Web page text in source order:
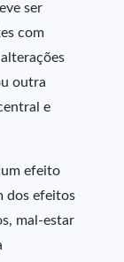
ser
com
outra
e
efeito
dos efeitos
mal-estar